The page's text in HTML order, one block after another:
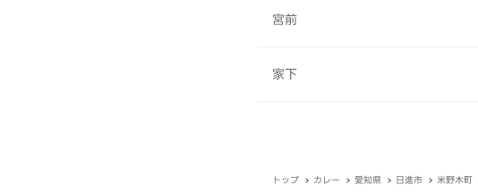
宮前
家下
トップ カレー 愛知県 日進市 米野木町